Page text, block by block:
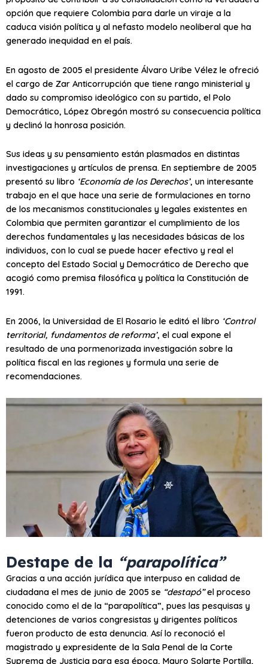
opción que requiere Colombia para darle un viraje a la
caduca visión política y al nefasto modelo neoliberal que ha
generado inequidad en el país.
En agosto de 2005 el presidente Álvaro Uribe Vélez le ofreció
el cargo de Zar Anticorrupción que tiene rango ministerial y
dado su compromiso ideológico con su partido, el Polo
Democrático, López Obregón mostró su consecuencia política
y declinó la honrosa posición.
Sus ideas y su pensamiento están plasmados en distintas
investigaciones y artículos de prensa. En septiembre de 2005
presentó su libro ‘Economía de los Derechos’, un interesante
trabajo en el que hace una serie de formulaciones en torno
de los mecanismos constitucionales y legales existentes en
Colombia que permiten garantizar el cumplimiento de los
derechos fundamentales y las necesidades básicas de los
individuos, con lo cual se puede hacer efectivo y real el
concepto del Estado Social y Democrático de Derecho que
acogió como premisa filosófica y política la Constitución de
1991.
En 2006, la Universidad de El Rosario le editó el libro ‘Control
territorial, fundamentos de reforma’, el cual expone el
resultado de una pormenorizada investigación sobre la
política fiscal en las regiones y formula una serie de
recomendaciones.
Destape de la “parapolítica”
Gracias a una acción jurídica que interpuso en calidad de
ciudadana el mes de junio de 2005 se “destapó”el proceso
conocido como el de la “parapolítica”, pues las pesquisas y
detenciones de varios congresistas y dirigentes políticos
fueron producto de esta denuncia. Así lo reconoció el
magistrado y expresidente de la Sala Penal de la Corte
Suprema de Justicia para esa época, Mauro Solarte Portilla,